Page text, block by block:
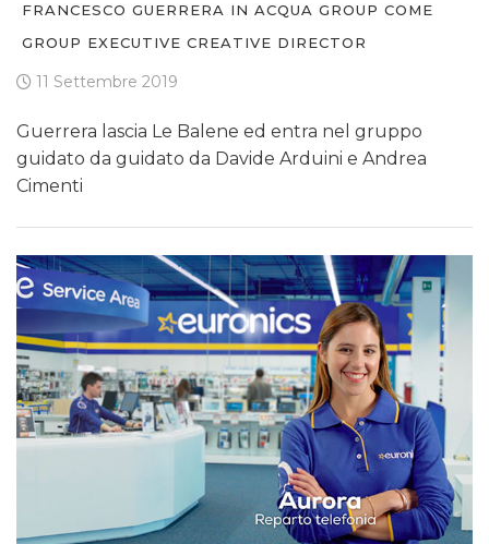
FRANCESCO GUERRERA IN ACQUA GROUP COME
GROUP EXECUTIVE CREATIVE DIRECTOR
11 Settembre 2019
Guerrera lascia Le Balene ed entra nel gruppo
guidato da guidato da Davide Arduini e Andrea
Cimenti